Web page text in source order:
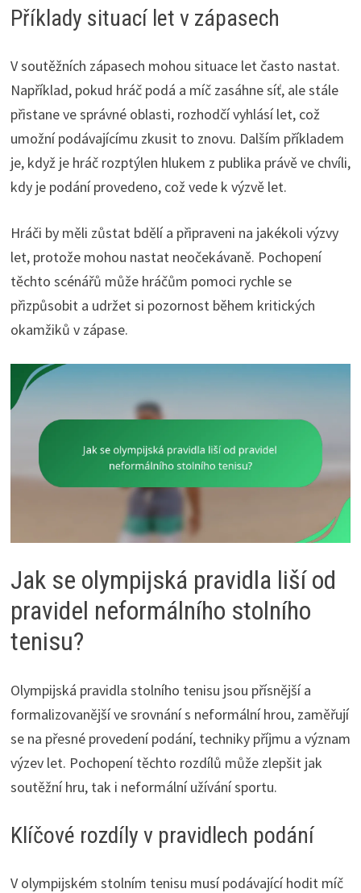
Příklady situací let v zápasech
V soutěžních zápasech mohou situace let často nastat.
Například, pokud hráč podá a míč zasáhne síť, ale stále
přistane ve správné oblasti, rozhodčí vyhlásí let, což
umožní podávajícímu zkusit to znovu. Dalším příkladem
je, když je hráč rozptýlen hlukem z publika právě ve chvíli,
kdy je podání provedeno, což vede k výzvě let.
Hráči by měli zůstat bdělí a připraveni na jakékoli výzvy
let, protože mohou nastat neočekávaně. Pochopení
těchto scénářů může hráčům pomoci rychle se
přizpůsobit a udržet si pozornost během kritických
okamžiků v zápase.
Jak se olympijská pravidla liší od
pravidel neformálního stolního
tenisu?
Olympijská pravidla stolního tenisu jsou přísnější a
formalizovanější ve srovnání s neformální hrou, zaměřují
se na přesné provedení podání, techniky příjmu a význam
výzev let. Pochopení těchto rozdílů může zlepšit jak
soutěžní hru, tak i neformální užívání sportu.
Klíčové rozdíly v pravidlech podání
V olympijském stolním tenisu musí podávající hodit míč